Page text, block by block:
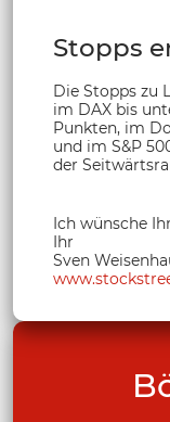
Stopps
Die Stopps zu
im DAX bis
Punkten, im
und im S&P
der
Ich wünsche
Ihr
Sven